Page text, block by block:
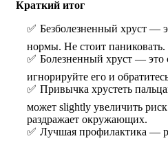
Краткий итог
Безболезненный хруст —
нормы. Не стоит паниковать.
Болезненный хруст — это
игнорируйте его и
Привычка хрустеть
может slightly увеличить риск
раздражает окружающих.
Лучшая профилактика —